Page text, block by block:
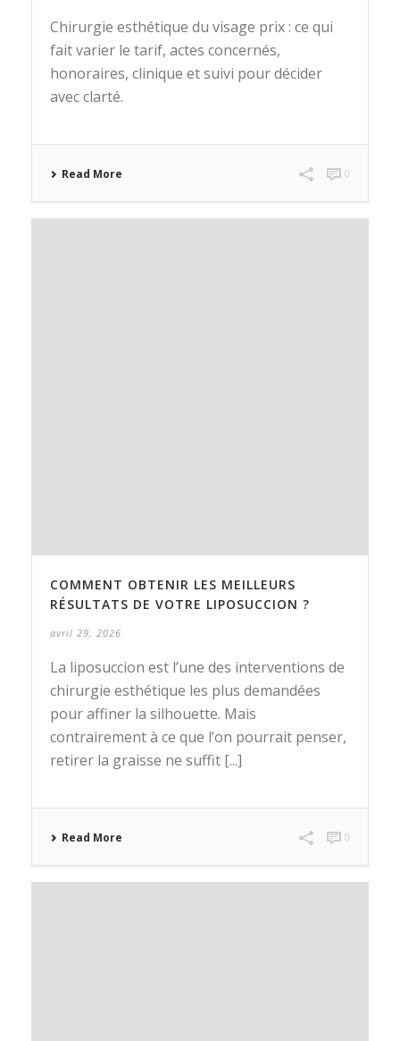
Chirurgie esthétique du visage prix : ce qui
fait varier le tarif, actes concernés,
honoraires, clinique et suivi pour décider
avec clarté.
Read More 0
COMMENT OBTENIR LES MEILLEURS
RÉSULTATS DE VOTRE LIPOSUCCION ?
avril 29, 2026
La liposuccion est l’une des interventions de
chirurgie esthétique les plus demandées
pour affiner la silhouette. Mais
contrairement à ce que l’on pourrait penser,
retirer la graisse ne suffit [...]
Read More 0